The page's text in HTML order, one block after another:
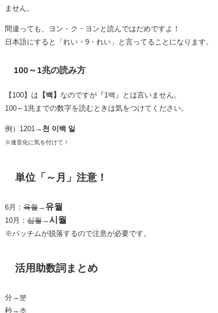
ません。
間違っても、ヨン・ク・ヨンと読んではだめですよ！
日本語にすると「れい・9・れい」と言ってることになります。
100～1兆の読み方
【100】は 【백】 なのですが『1백』とは言いません。
100～1兆までの数字を読むときは気をつけてください。
例）1201→ 천 이백 일
※連音化に気を付けて！
単位「～月」注意！
6月： 육월 → 유월
10月： 십월 → 시월
※パッチムが脱落するので注意が必要です。
活用助数詞まとめ
分→분
秒→초